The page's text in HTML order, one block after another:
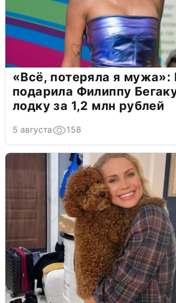
«Всё, потеряла я мужа»:
подарила Филиппу
лодку за 1,2 млн рублей
5 августа 158